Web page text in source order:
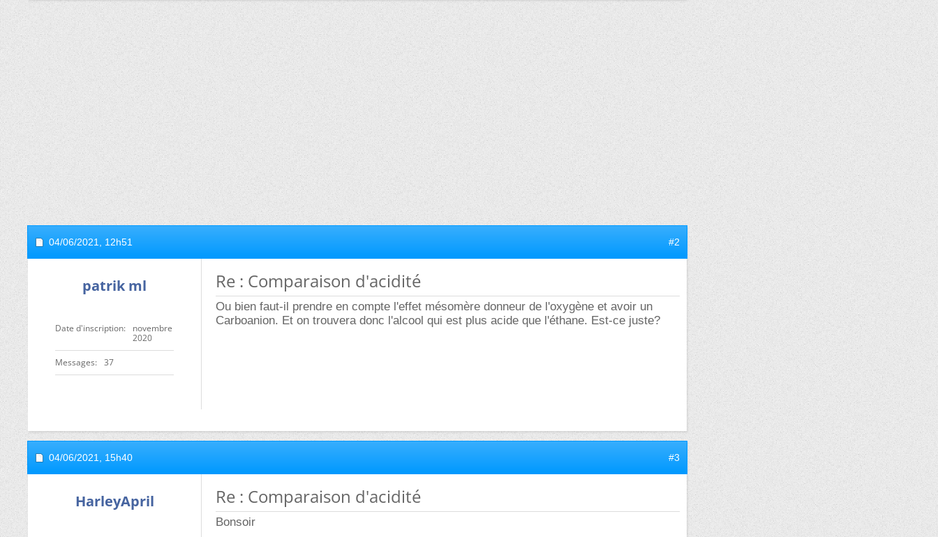
04/06/2021, 12h51 #2
patrik ml
Date d'inscription
novembre
2020
Messages 37
Re : Comparaison d'acidité
Ou bien faut-il prendre en compte l'effet mésomère donneur de l'oxygène et avoir un
Carboanion. Et on trouvera donc l'alcool qui est plus acide que l'éthane. Est-ce juste?
04/06/2021, 15h40 #3
HarleyApril Re : Comparaison d'acidité
Bonsoir